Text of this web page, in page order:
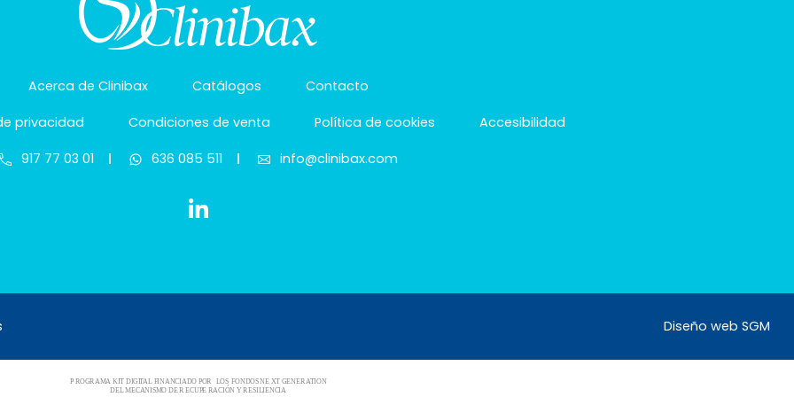
Acerca de Clinibax Catálogos Contacto
privacidad Condiciones de venta Política de cookies Accesibilidad
917 77 03 01 636 085 511 info@clinibax.com
Diseño web SGM